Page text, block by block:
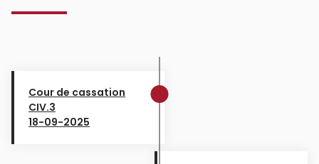
Cour de cassation
CIV.3
18-09-2025